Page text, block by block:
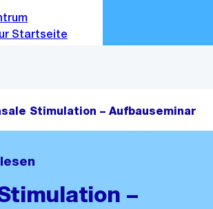
Gesundheit
Breadcrumbs ein
Stimulation – Aufbauseminar
–